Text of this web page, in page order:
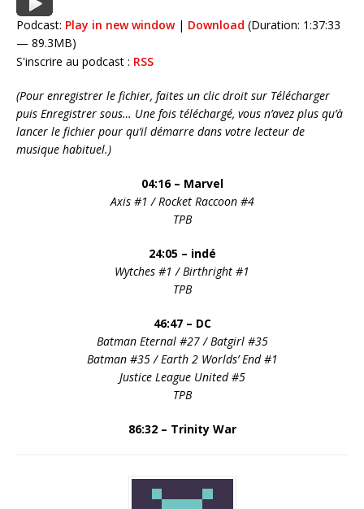
Podcast: Play in new window| Download (Duration: 1:37:33
— 89.3MB)
S'inscrire au podcast : RSS
(Pour enregistrer le fichier, faites un clic droit sur Télécharger
puis Enregistrer sous… Une fois téléchargé, vous n’avez plus qu’à
lancer le fichier pour qu’il démarre dans votre lecteur de
musique habituel.)
04:16 – Marvel
Axis #1 / Rocket Raccoon #4
TPB
24:05 – indé
Wytches #1 / Birthright #1
TPB
46:47 – DC
Batman Eternal #27/ Batgirl #35
Batman #35 / Earth 2 Worlds’ End #1
Justice League United #5
TPB
86:32 – Trinity War